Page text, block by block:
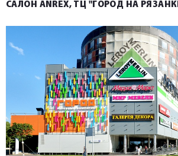
САЛОН ANREX, ТЦ "ГОРОД НА